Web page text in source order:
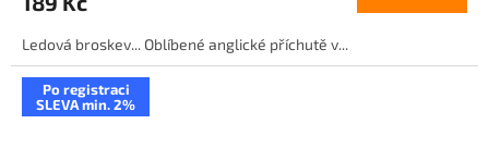
Ledová broskev... Oblíbené anglické příchutě v...
Po registraci
SLEVA min. 2%